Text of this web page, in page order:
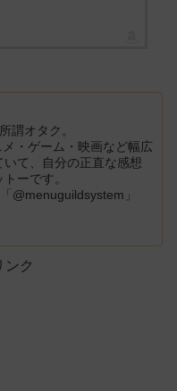
謂オタク。
・ゲーム・映画など幅広
て、自分の正直な感想
ーです。
@menuguildsystem」
ンク